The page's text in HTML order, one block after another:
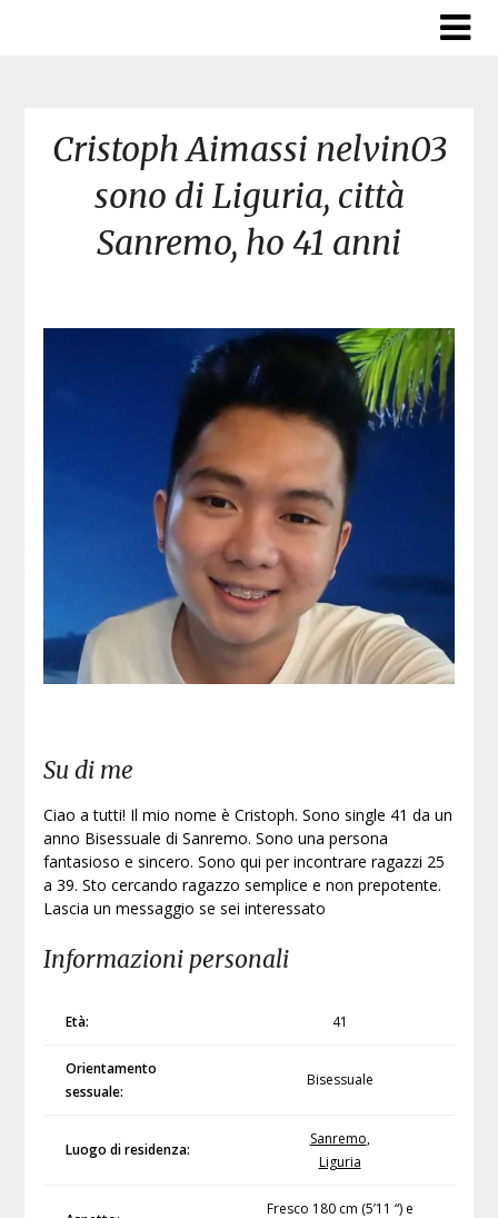
Cristoph Aimassi nelvin03
sono di Liguria, città
Sanremo, ho 41 anni
Su di me
Ciao a tutti! Il mio nome è Cristoph. Sono single 41 da un
anno Bisessuale di Sanremo. Sono una persona
fantasioso e sincero. Sono qui per incontrare ragazzi 25
a 39. Sto cercando ragazzo semplice e non prepotente.
Lascia un messaggio se sei interessato
Informazioni personali
Età: 41
Orientamento
sessuale:
Bisessuale
Luogo di residenza:
Sanremo,
Liguria
Fresco 180 cm (5’11 “) e